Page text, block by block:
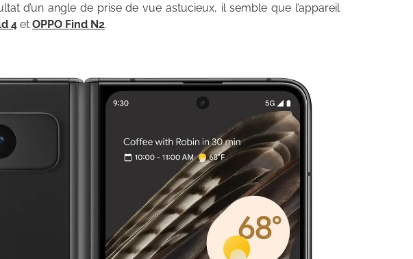
d’un angle de prise de vue astucieux, il semble que l’appareil
4 et OPPO Find N2.